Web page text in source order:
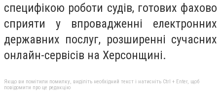
специфікою роботи судів, готових фахово
сприяти у впровадженні електронних
державних послуг, розширенні сучасних
онлайн-сервісів на Херсонщині.
Якщо ви помітили помилку, виділіть необхідний текст і натисніть Ctrl + Enter, щоб
повідомити про це редакцію